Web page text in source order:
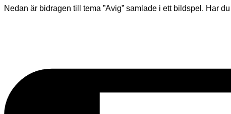
Nedan är bidragen till tema ”Avig” samlade i ett bildspel. Har